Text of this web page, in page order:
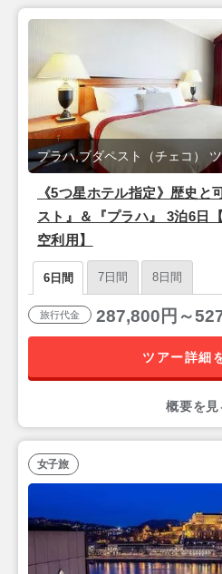
《5つ星ホテル指定》歴史と
スト』＆『プラハ』 3泊6日【成田夜発/エミレーツ航
空利用】
プラハ,ブダペスト（チェコ）
6日間 7日間 8日間
旅行代金 287,800円～
ツアー詳細
概要を見
女子旅